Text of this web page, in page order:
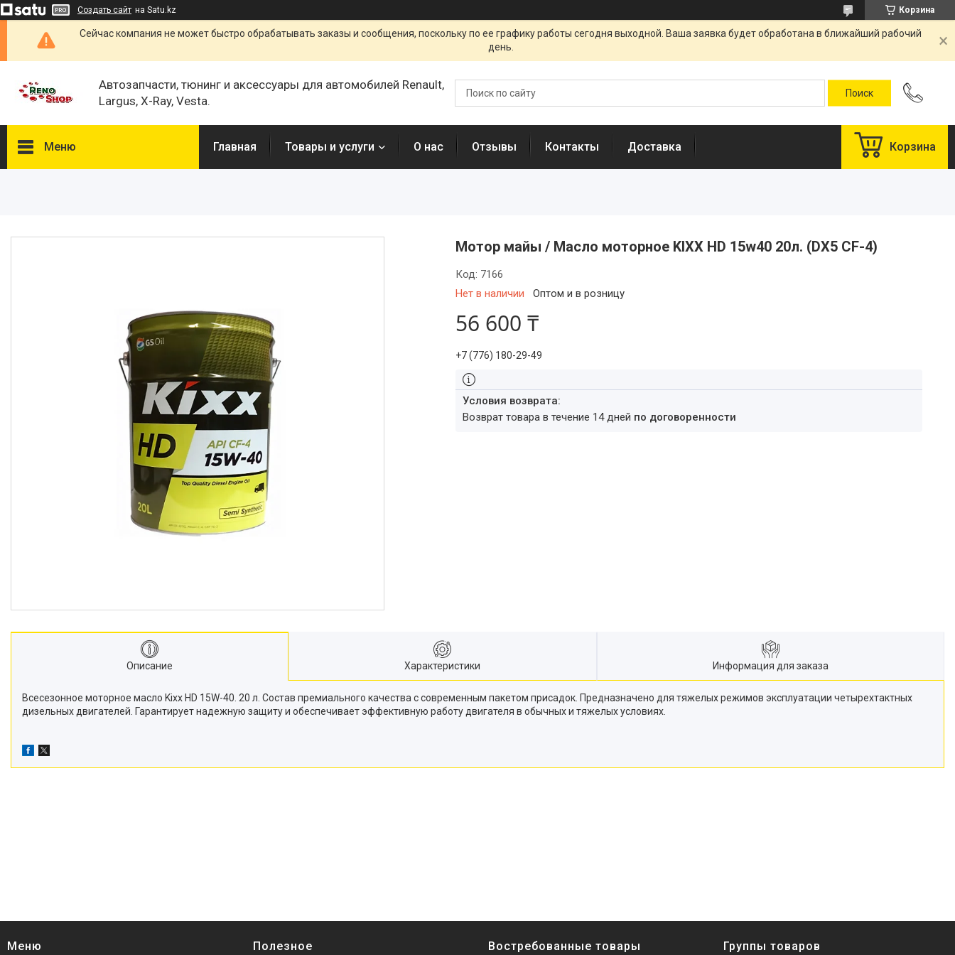
Создать сайт на Satu.kz Корзина
Сейчас компания не может быстро обрабатывать заказы и сообщения, поскольку по ее графику работы сегодня выходной. Ваша заявка будет обработана в ближайший рабочий
день.
Автозапчасти, тюнинг и аксессуары для автомобилей Renault,
Largus, X-Ray, Vesta.
Меню Главная Товары и услуги О нас Отзывы Контакты Доставка Корзина
Мотор майы / Масло моторное KIXX НD 15w40 20л. (DX5 CF-4)
Нет в наличии Оптом и в розницу
Код: 7166
56 600 ₸
+7 (776) 180-29-49
возврат товара в течение 14 дней по договоренности
Описание Характеристики Информация для заказа
Всесезонное моторное масло Kixx HD 15W-40. 20 л. Состав премиального качества с современным пакетом присадок. Предназначено для тяжелых режимов эксплуатации четырехтактных
дизельных двигателей. Гарантирует надежную защиту и обеспечивает эффективную работу двигателя в обычных и тяжелых условиях.
Меню Полезное Востребованные товары Группы товаров